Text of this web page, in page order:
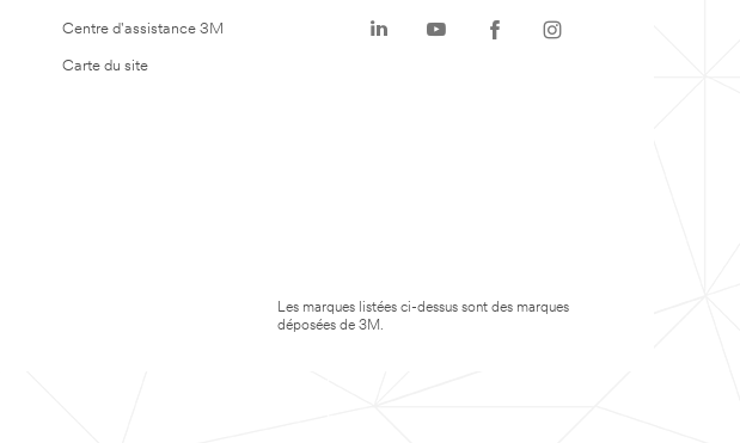
Centre d'assistance 3M
Carte du site
Les marques listées ci-dessus sont des marques
déposées de 3M.